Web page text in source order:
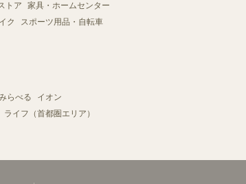
トア
家具・ホームセンター
ク
スポーツ用品・自転車
らべる
イオン
ライフ（首都圏エリア）